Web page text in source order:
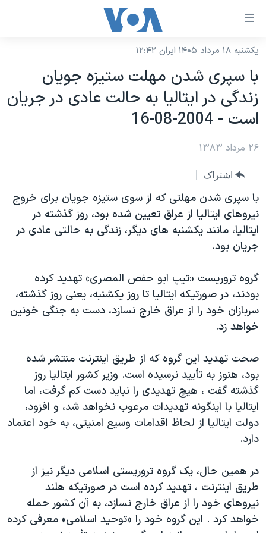
لینکهای
دسترسی
جهش
محتوای
اصلی
به
صفحه
جهش
به
جستجو
نسخه سبک وب‌سایت
موضوع ها
آمریکا
جهان
ورزشی
گزیده‌ها
ویژه برنامه‌ها
فرهنگ و زندگی
حقوق شهروندی
اقتصادی
اسرائیل در جنگ
گالری عکس
آرشیو پخش زنده
برنامه های تلویزیونی
جدول برنامه ها
صفحه‌های ویژه
جام جهانی ۲۰۲۶
عملیات خشم حماسی
۲۵۰سالگی آمریکا
مستندها
انتخابات ریاست جمهوری آمریکا ۲۰۲۴
حمله جمهوری اسلامی به اسرائیل
ورزش زنان در ایران
اعتراضات زن، زندگی، آزادی
مجموعه مستندهای دادخواهی
تریبونال مردمی آبان ۹۸
چهل سال گروگان‌گیری
قانون شفافیت دارائی کادر رهبری ایران
اعتراضات مردمی آبان ۹۸
فرکانس‌های صدای آمریکا
پخش رادیویی
یادگیری زبان انگلیسی
دنبال کنید
زبانهای مختلف
یکشنبه ۱۸ مرداد ۱۴۰۵ ایران ۱۲:۴۲
با سپری شدن مهلت ستيزه جويان
زندگی در ايتاليا به حالت عادی در جريان
است - 2004-08-16
۲۶ مرداد ۱۳۸۳
اشتراک
با سپری شدن مهلتی که از سوی ستيزه جويان برای خروج
نيروهای ايتاليا از عراق تعيين شده بود، روز گذشته در
ايتاليا، مانند يکشنبه های ديگر، زندگی به حالتی عادی در
جريان بود.
گروه تروريست «تيپ ابو حفص المصری» تهديد کرده
بودند، در صورتيکه ايتاليا تا روز يکشنبه، يعنی روز گذشته،
سربازان خود را از عراق خارج نسازد، دست به جنگی خونين
خواهد زد.
صحت تهديد اين گروه که از طريق اينترنت منتشر شده
بود، هنوز به تأييد نرسيده است. وزير کشور ايتاليا روز
گذشته گفت ، هيچ تهديدی را نبايد دست کم گرفت، اما
ايتاليا با اينگونه تهديدات مرعوب نخواهد شد، و افزود،
دولت ايتاليا از لحاظ اقدامات وسيع امنيتی، به خود اعتماد
دارد.
در همين حال، يک گروه تروريستی اسلامی ديگر نيز از
طريق اينترنت ، تهديد کرده است در صورتيکه هلند
نيروهای خود را از عراق خارج نسازد، به آن کشور حمله
خواهد کرد . اين گروه خود را «توحيد اسلامی» معرفی کرده